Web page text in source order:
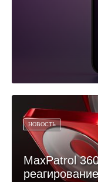
НОВОСТЬ
MaxPatrol